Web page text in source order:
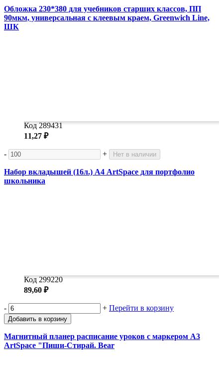
Обложка 230*380 для учебников старших классов, ПП
90мкм, универсальная с клеевым краем, Greenwich Line,
ШК
Код 289431
11,27 ₽
- + Нет в наличии
Набор вкладышей (16л.) А4 ArtSpace для портфолио
школьника
Код 299220
89,60 ₽
- + Перейти в корзину
Добавить в корзину
Магнитный планер расписание уроков с маркером А3
ArtSpace "Пиши-Стирай. Bear